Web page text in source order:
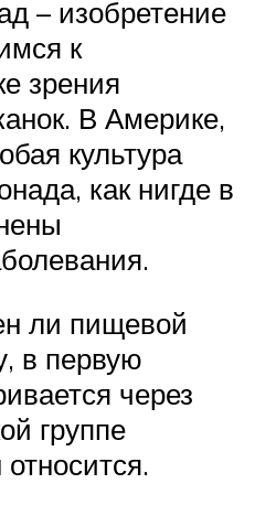
– изобретение
к
зрения
В Америке,
культура
как нигде в
ли пищевой
в первую
через
группе